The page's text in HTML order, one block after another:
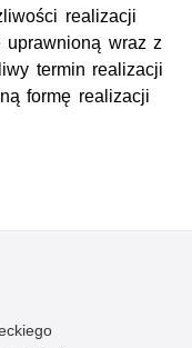
realizacji
uprawnioną wraz z
termin realizacji
formę realizacji